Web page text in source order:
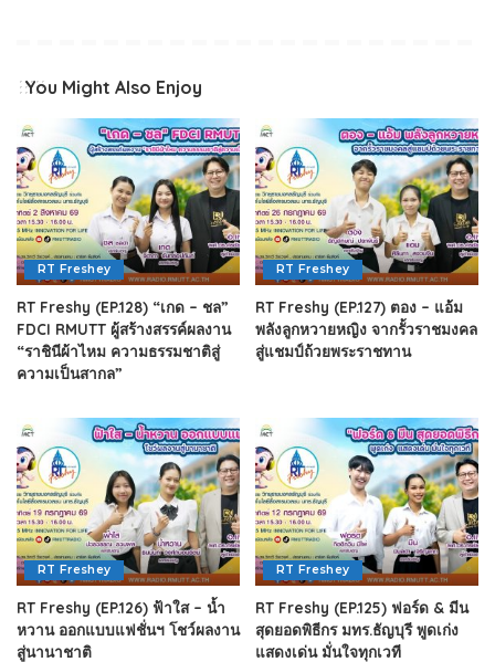
You Might Also Enjoy
RT Freshey
RT Freshy (EP.128) “เกด – ชล”
FDCI RMUTT ผู้สร้างสรรค์ผลงาน
“ราชินีผ้าไหม ความธรรมชาติสู่
ความเป็นสากล”
RT Freshey
RT Freshy (EP.127) ตอง – แอ้ม
พลังลูกหวายหญิง จากรั้วราชมงคล
สู่แชมป์ถ้วยพระราชทาน
RT Freshey
RT Freshy (EP.126) ฟ้าใส – น้ำ
หวาน ออกแบบแฟชั่นฯ โชว์ผลงาน
สู่นานาชาติ
RT Freshey
RT Freshy (EP.125) ฟอร์ด & มีน
สุดยอดพิธีกร มทร.ธัญบุรี พูดเก่ง
แสดงเด่น มั่นใจทุกเวที